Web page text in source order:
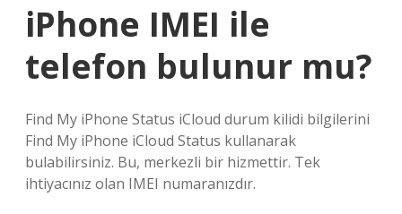
iPhone IMEI ile
telefon bulunur mu?
Find My iPhone Status iCloud durum kilidi bilgilerini
Find My iPhone iCloud Status kullanarak
bulabilirsiniz. Bu, merkezli bir hizmettir. Tek
ihtiyacınız olan IMEI numaranızdır.